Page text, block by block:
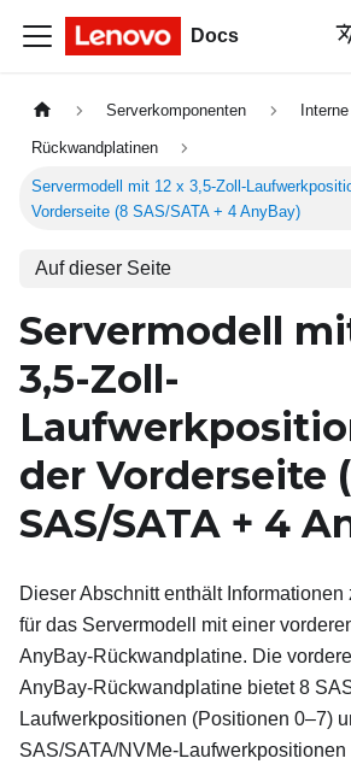
Docs
Serverkomponenten
Rückwandplatinen
Servermodell mit 12 x 3,5-Zoll-
Vorderseite (8 SAS/SATA + 4 AnyBay)
Auf dieser Seite
Servermodell
3,5-Zoll-
der Vorderseite
SAS/SATA + 4
Dieser Abschnitt enthält Informationen
für das Servermodell mit einer
AnyBay-Rückwandplatine. Die
AnyBay-Rückwandplatine bietet 8
Laufwerkpositionen (Positionen 0–7)
SAS/SATA/NVMe-